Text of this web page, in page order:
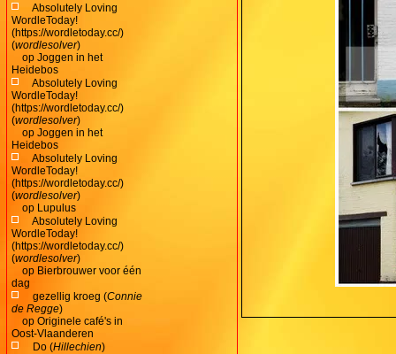
Absolutely Loving
WordleToday!
(https://wordletoday.cc/)
(wordlesolver)
op Joggen in het
Heidebos
Absolutely Loving
WordleToday!
(https://wordletoday.cc/)
(wordlesolver)
op Joggen in het
Heidebos
Absolutely Loving
WordleToday!
(https://wordletoday.cc/)
(wordlesolver)
op Lupulus
Absolutely Loving
WordleToday!
(https://wordletoday.cc/)
(wordlesolver)
op Bierbrouwer voor één
dag
gezellig kroeg (Connie
de Regge)
op Originele café's in
Oost-Vlaanderen
Do (Hillechien)